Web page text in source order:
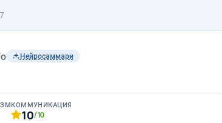
Нейросаммари
КОММУНИКАЦИЯ
10/10